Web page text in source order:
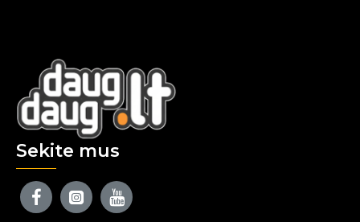
Sekite mus